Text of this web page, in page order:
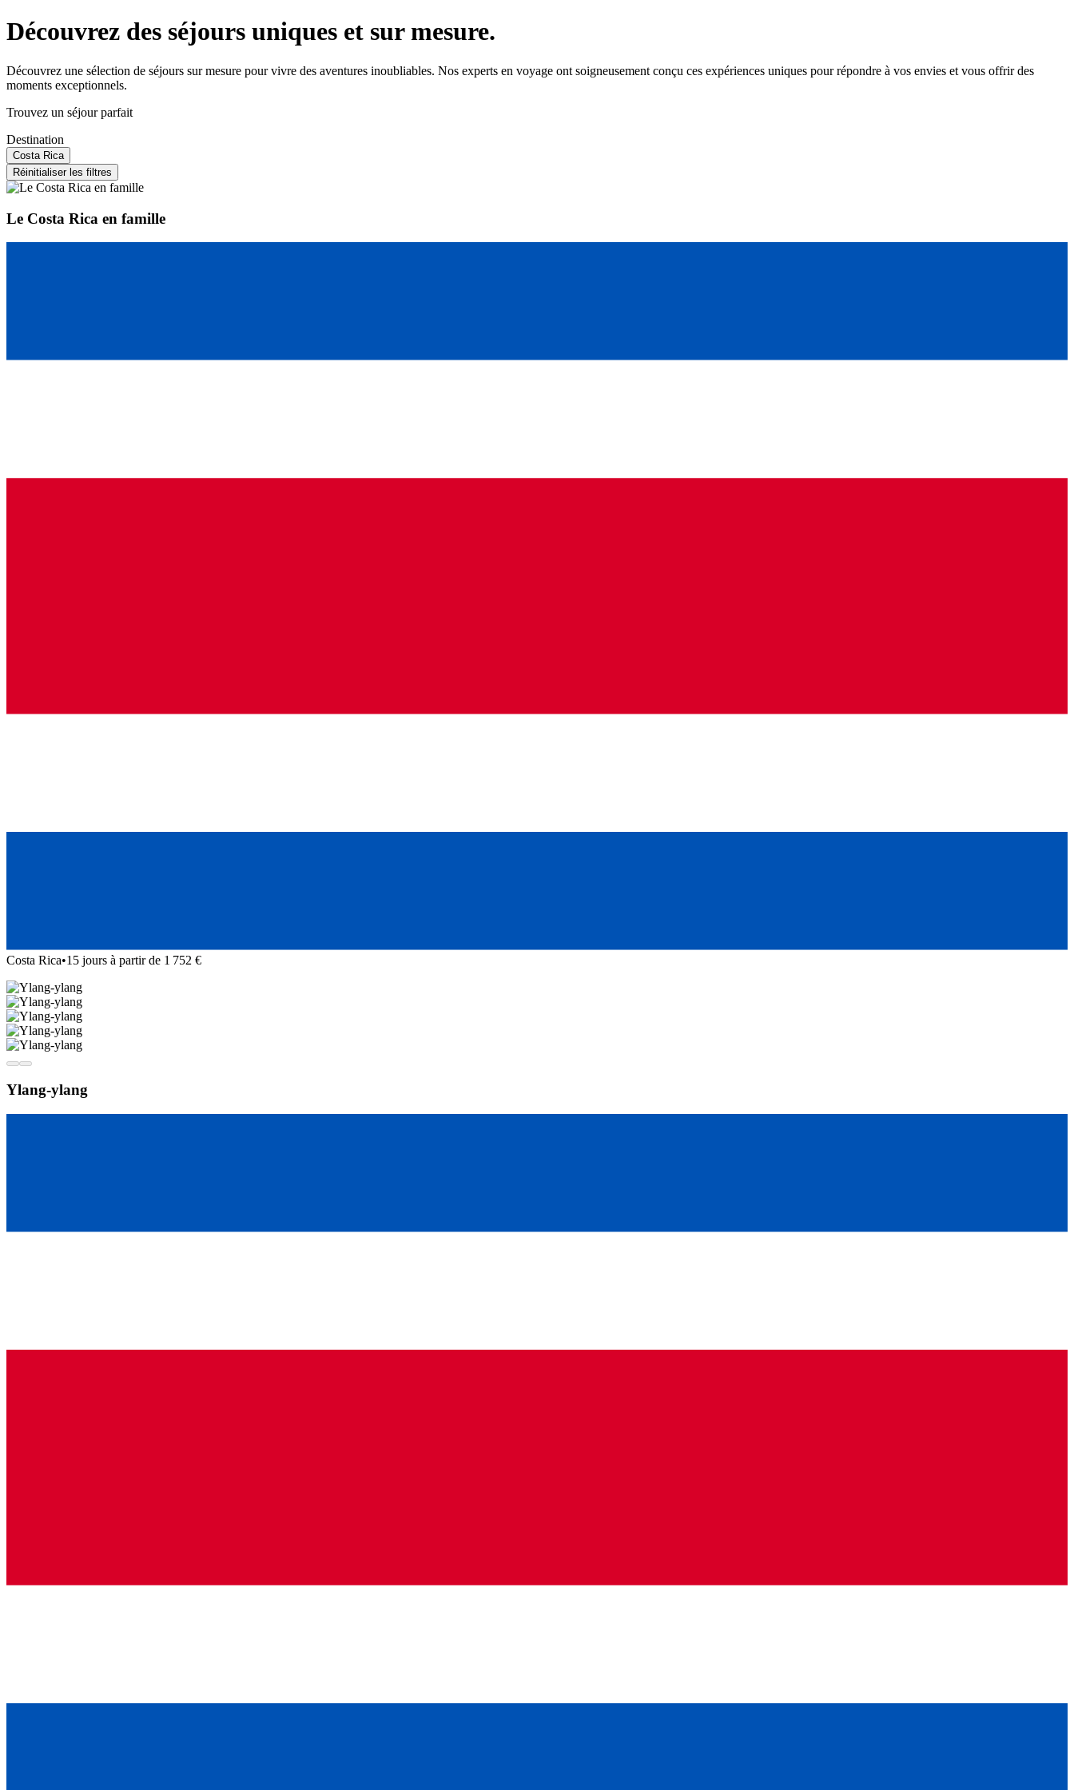
Découvrez des séjours uniques et sur mesure.
Découvrez une sélection de séjours sur mesure pour vivre des aventures inoubliables. Nos experts en voyage ont soigneusement conçu ces expériences uniques pour répondre à vos envies et vous offrir des
moments exceptionnels.
Trouvez un séjour parfait
Destination
Costa Rica
Réinitialiser les filtres
Le Costa Rica en famille
Costa Rica•15 jours à partir de 1 752 €
Ylang-ylang